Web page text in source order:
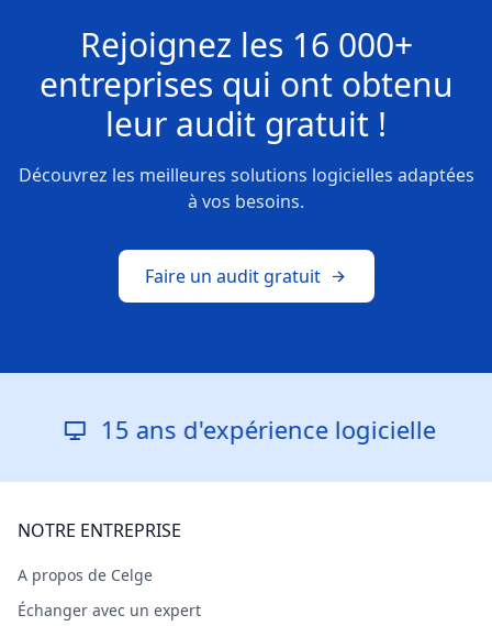
Rejoignez les 16 000+
entreprises qui ont obtenu
leur audit gratuit !
Découvrez les meilleures solutions logicielles adaptées
à vos besoins.
Faire un audit gratuit
15 ans d'expérience logicielle
NOTRE ENTREPRISE
A propos de Celge
Échanger avec un expert